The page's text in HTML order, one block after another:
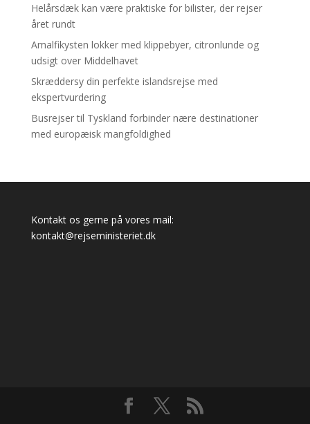
Helårsdæk kan være praktiske for bilister, der rejser
året rundt
Amalfikysten lokker med klippebyer, citronlunde og
udsigt over Middelhavet
Skræddersy din perfekte islandsrejse med
ekspertvurdering
Busrejser til Tyskland forbinder nære destinationer
med europæisk mangfoldighed
Kontakt os gerne på vores mail:
kontakt@rejseministeriet.dk